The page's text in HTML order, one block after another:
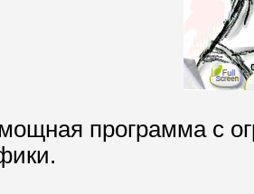
программа с